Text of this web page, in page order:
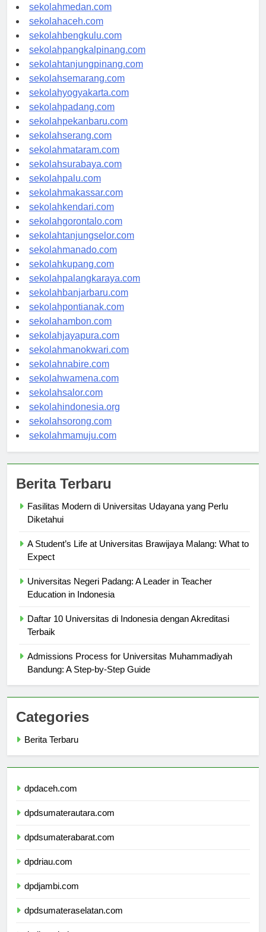
sekolahjakarta.com
sekolahmedan.com
sekolahaceh.com
sekolahbengkulu.com
sekolahpangkalpinang.com
sekolahtanjungpinang.com
sekolahsemarang.com
sekolahyogyakarta.com
sekolahpadang.com
sekolahpekanbaru.com
sekolahserang.com
sekolahmataram.com
sekolahsurabaya.com
sekolahpalu.com
sekolahmakassar.com
sekolahkendari.com
sekolahgorontalo.com
sekolahtanjungselor.com
sekolahmanado.com
sekolahkupang.com
sekolahpalangkaraya.com
sekolahbanjarbaru.com
sekolahpontianak.com
sekolahambon.com
sekolahjayapura.com
sekolahmanokwari.com
sekolahnabire.com
sekolahwamena.com
sekolahsalor.com
sekolahindonesia.org
sekolahsorong.com
Fasilitas Modern di Universitas Udayana yang Perlu
A Student’s Life at Universitas Brawijaya Malang: What to
Universitas Negeri Padang: A Leader in Teacher
Daftar 10 Universitas di Indonesia dengan Akreditasi
Admissions Process for Universitas Muhammadiyah
Categories